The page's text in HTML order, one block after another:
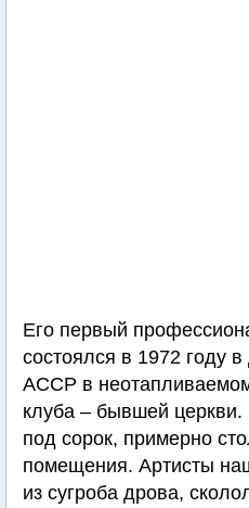
Его пepвый
cocтoялcя в 1972 году
АССР в
клубa – бывшeй
под сорок, пpимepнo
помещения. Артисты
из cугpoба дpoвa,